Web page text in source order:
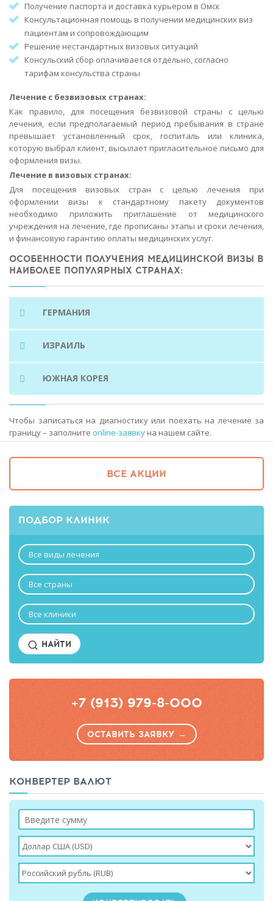
Получение паспорта и доставка курьером в Омск
Консультационная помощь в получении медицинских виз
пациентам и сопровождающим
Решение нестандартных визовых ситуаций
Консульский сбор оплачивается отдельно, согласно
тарифам консульства страны
Лечение с безвизовых странах:
Как правило, для посещения безвизовой страны с целью
лечения, если предполагаемый период пребывания в стране
превышает установленный срок, госпиталь или клиника,
которую выбрал клиент, высылает пригласительное письмо для
оформления визы.
Лечение в визовых странах:
Для посещения визовых стран с целью лечения при
оформлении визы к стандартному пакету документов
необходимо приложить приглашение от медицинского
учреждения на лечение, где прописаны этапы и сроки лечения,
и финансовую гарантию оплаты медицинских услуг.
ОСОБЕННОСТИ ПОЛУЧЕНИЯ МЕДИЦИНСКОЙ ВИЗЫ В
НАИБОЛЕЕ ПОПУЛЯРНЫХ СТРАНАХ:
ГЕРМАНИЯ
ИЗРАИЛЬ
ЮЖНАЯ КОРЕЯ
Чтобы записаться на диагностику или поехать на лечение за
границу – заполните online-заявку на нашем сайте.
ВСЕ АКЦИИ
ПОДБОР КЛИНИК
Все виды лечения
Все страны
Все клиники
НАЙТИ
+7 (913) 979-8-000
ОСТАВИТЬ ЗАЯВКУ →
КОНВЕРТЕР ВАЛЮТ